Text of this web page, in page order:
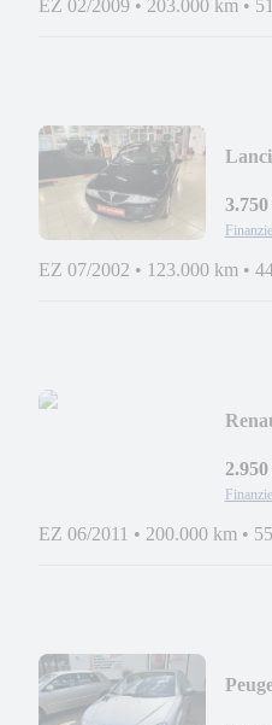
EZ 02/2009 • 203.000 km •
3.750
EZ 07/2002 • 123.000 km •
2.950
EZ 06/2011 • 200.000 km •